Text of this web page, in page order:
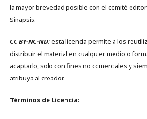
la mayor brevedad posible con el comité
Sinapsis.
CC BY-NC-ND:esta licencia permite a los
distribuir el material en cualquier medio o
adaptarlo, solo con fines no comerciales y
atribuya al creador.
Términos de Licencia: